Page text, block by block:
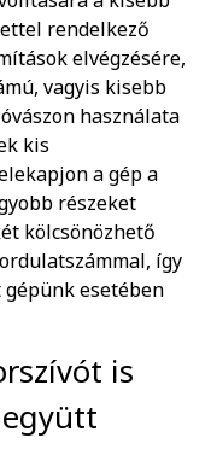
rendelkező
elvégzésére,
vagyis kisebb
használata
kis
a gép a
részeket
kölcsönözhető
így
esetében
is